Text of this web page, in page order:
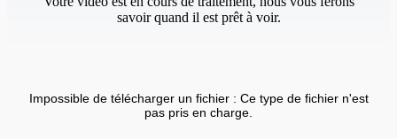
savoir quand il est prêt à voir.
Impossible de télécharger un fichier : Ce type de fichier n'est
pas pris en charge.